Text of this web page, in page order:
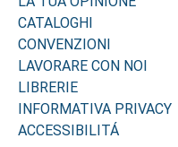
CATALOGHI
CONVENZIONI
LAVORARE CON NOI
LIBRERIE
INFORMATIVA PRIVACY
ACCESSIBILITÁ